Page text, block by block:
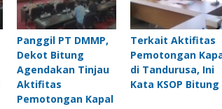
Panggil PT DMMP,
Dekot Bitung
Agendakan Tinjau
Aktifitas
Pemotongan Kapal
Terkait Aktifitas
Pemotongan
di Tandurusa, Ini
Kata KSOP Bitung